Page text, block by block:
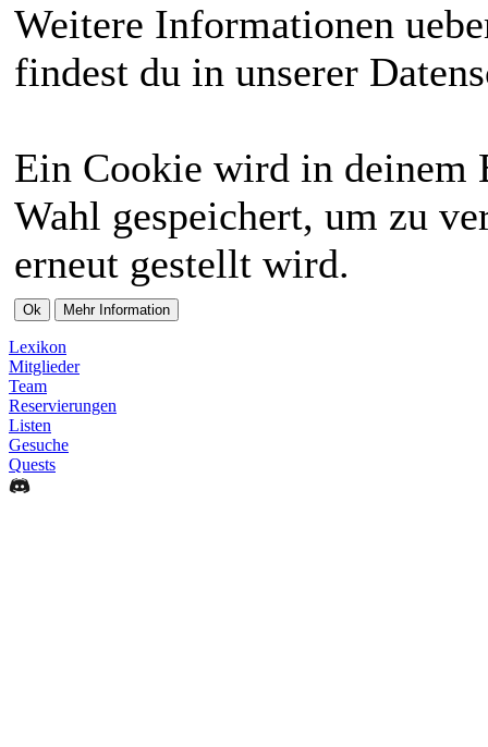
Weitere Informationen
findest du in unserer
Ein Cookie wird in deinem
Wahl gespeichert, um zu
erneut gestellt wird.
Lexikon
Mitglieder
Team
Reservierungen
Listen
Gesuche
Quests